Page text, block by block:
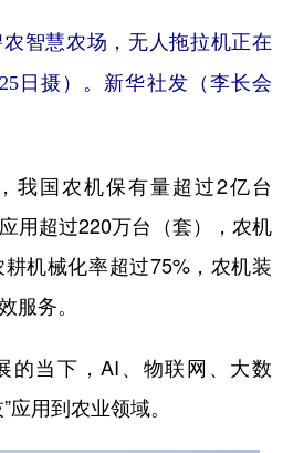
智慧农场，无人拖拉机正在
日摄）。新华社发（李长会
国农机保有量超过2亿台
用超过220万台（套），农机
机械化率超过75%，农机装
服务。
当下，AI、物联网、大数
用到农业领域。